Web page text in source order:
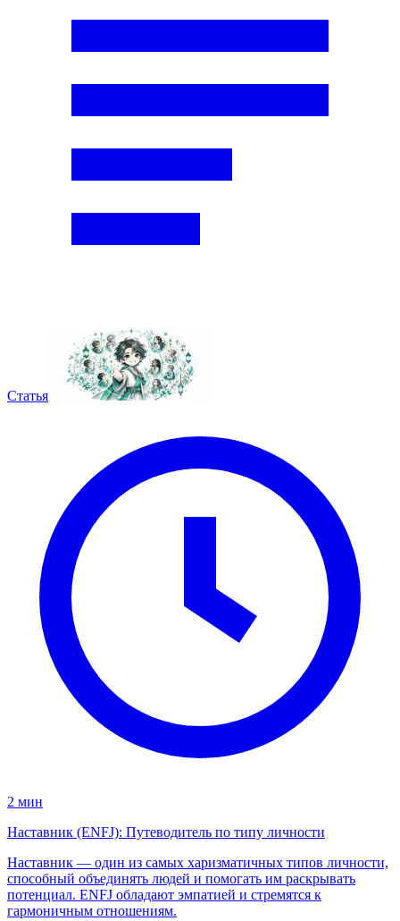
Статья
2 мин
Наставник (ENFJ): Путеводитель по типу личности
Наставник — один из самых харизматичных типов личности,
способный объединять людей и помогать им раскрывать
потенциал. ENFJ обладают эмпатией и стремятся к
гармоничным отношениям.